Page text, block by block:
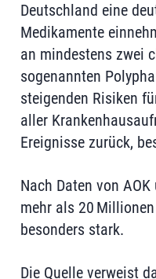
Deutschland eine
Medikamente
an mindestens zwei
sogenannten
steigenden Risiken
aller
Ereignisse zurück,
Nach Daten von
mehr als 20
besonders stark.
Die Quelle verweist